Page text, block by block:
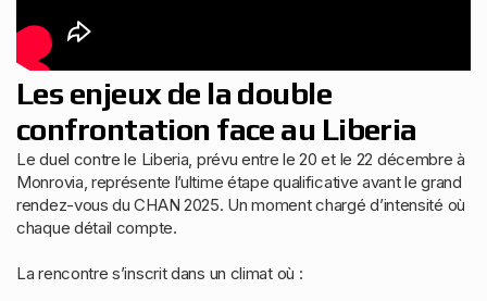
Les enjeux de la double
confrontation face au Liberia
Le duel contre le Liberia, prévu entre le 20 et le 22 décembre à
Monrovia, représente l’ultime étape qualificative avant le grand
rendez-vous du CHAN 2025. Un moment chargé d’intensité où
chaque détail compte.
La rencontre s’inscrit dans un climat où :